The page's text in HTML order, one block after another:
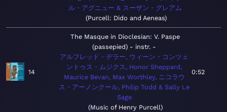
ル・アグニュー & スーザン・グレアム
Purcell: Dido and Aeneas
14
The Masque in Dioclesian: V. Paspe
(passepied) - instr.
アルフレッド・デラー, ウィーン・コンツェ
ントゥス・ムジクス, Honor Sheppard,
Maurice Bevan, Max Worthley, ニコラウ
ス・アーノンクール, Philip Todd & Sally Le
Sage
Music of Henry Purcell
0:52